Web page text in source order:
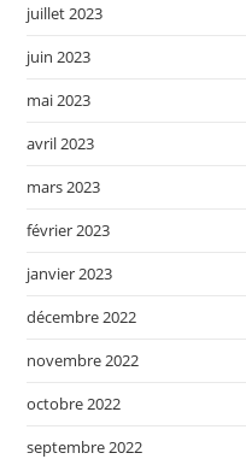
juillet 2023
juin 2023
mai 2023
avril 2023
mars 2023
février 2023
janvier 2023
décembre 2022
novembre 2022
octobre 2022
septembre 2022